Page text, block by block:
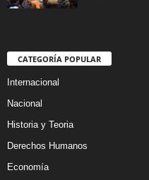
CATEGORÍA POPULAR
Internacional
Nacional
Historia y Teoria
Derechos Humanos
Economía